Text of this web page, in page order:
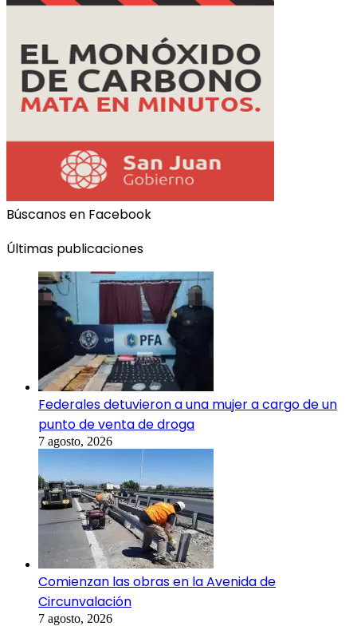
Búscanos en Facebook
Últimas publicaciones
Federales detuvieron a una mujer a cargo de un
punto de venta de droga
7 agosto, 2026
Comienzan las obras en la Avenida de
Circunvalación
7 agosto, 2026